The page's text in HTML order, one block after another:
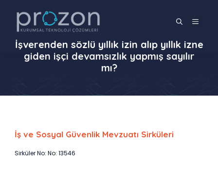
MENÜ
İşverenden sözlü yıllık izin alıp yıllık izne
giden işçi devamsızlık yapmış sayılır
mı?
İş ve Sosyal Güvenlik Mevzuatı Sirküleri
Sirküler No: No: 13546